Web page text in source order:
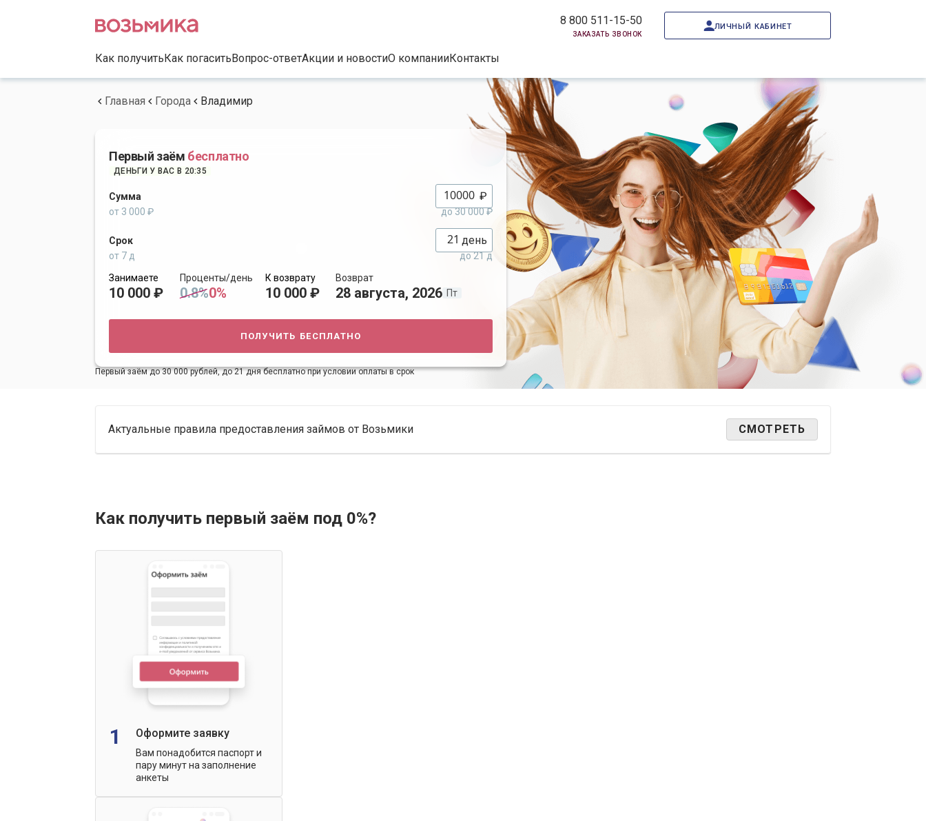
8 800 511-15-50
заказать звонок
личный кабинет
Как получитьКак погаситьВопрос-ответАкции и новостиО компанииКонтакты
Главная Города Владимир
Первый заём бесплатно
ДЕНЬГИ У ВАС В 20:35
Сумма ₽
от 3 000 ₽ до 30 000 ₽
Срок день
от 7 д
до 21 д
Занимаете
10 000 ₽
Проценты/день
0.8%0%
К возврату
10 000 ₽
Возврат
28 августа, 2026 Пт
получить бесплатно
Первый заём до 30 000 рублей, до 21 дня бесплатно при условии оплаты в срок
Актуальные правила предоставления займов от Возьмики СМОТРЕТЬ
Как получить первый заём под 0%?
1 Оформите заявку
Вам понадобится паспорт и
пару минут на заполнение
анкеты